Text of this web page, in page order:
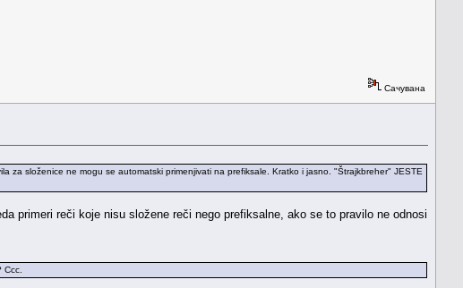
Сачувана
za složenice ne mogu se automatski primenjivati na prefiksale. Kratko i jasno. "Štrajkbreher" JESTE
primeri reči koje nisu složene reči nego prefiksalne, ako se to pravilo ne odnosi